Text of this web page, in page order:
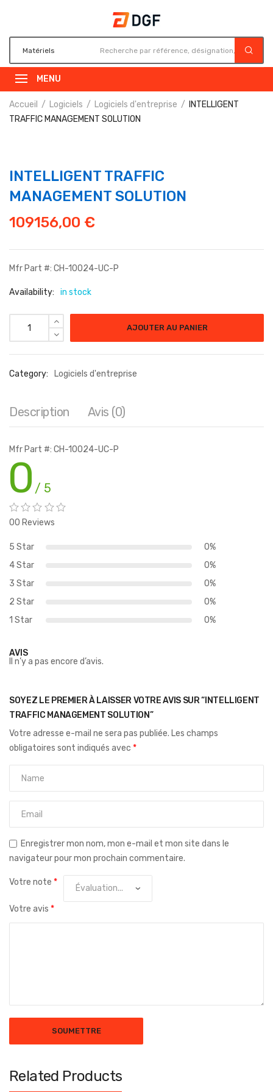
MENU
Accueil Logiciels Logiciels d'entreprise
INTELLIGENT
TRAFFIC MANAGEMENT SOLUTION
INTELLIGENT TRAFFIC
MANAGEMENT SOLUTION
109156,00 €
Mfr Part #: CH-10024-UC-P
Availability: in stock
AJOUTER AU PANIER
Category: Logiciels d'entreprise
Description Avis (0)
Mfr Part #: CH-10024-UC-P
0 / 5
00 Reviews
5 Star
0%
4 Star
0%
3 Star
0%
2 Star
0%
1 Star
0%
AVIS
Il n’y a pas encore d’avis.
SOYEZ LE PREMIER À LAISSER VOTRE AVIS SUR “INTELLIGENT
TRAFFIC MANAGEMENT SOLUTION”
Votre adresse e-mail ne sera pas publiée. Les champs
obligatoires sont indiqués avec *
Enregistrer mon nom, mon e-mail et mon site dans le
navigateur pour mon prochain commentaire.
Votre note *
Votre avis *
Related Products